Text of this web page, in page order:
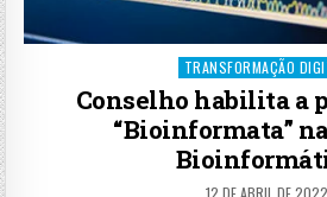
Posted
TRANSFORMAÇÃO
Conselho habilita a
“Bioinformata”